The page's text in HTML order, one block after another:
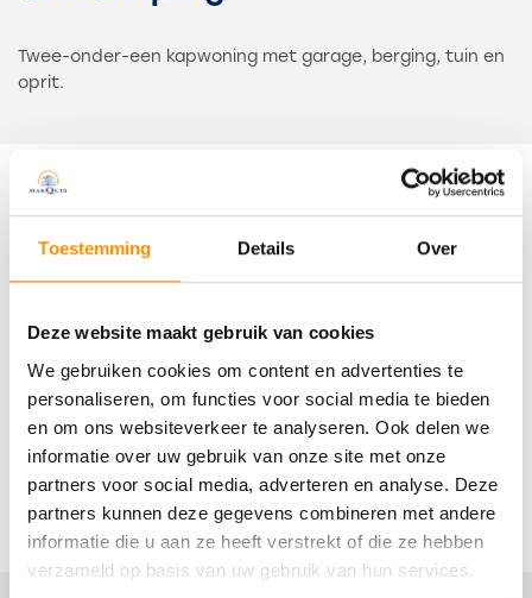
Toestemming Details Over
Deze website maakt gebruik van cookies
We gebruiken cookies om content en advertenties te
personaliseren, om functies voor social media te bieden
en om ons websiteverkeer te analyseren. Ook delen we
informatie over uw gebruik van onze site met onze
partners voor social media, adverteren en analyse. Deze
partners kunnen deze gegevens combineren met andere
informatie die u aan ze heeft verstrekt of die ze hebben
verzameld op basis van uw gebruik van hun services.
Twee-onder-een kapwoning met garage, berging, tuin en
oprit.
Kenmerken
Overdracht
Status
Verkocht
Oplevering
In overleg
Bouw
Woonhuis
Lees meer